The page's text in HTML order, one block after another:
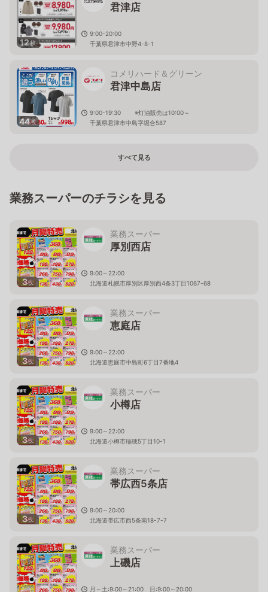
12枚
君津店
9:00-20:00
千葉県君津市中野4-8-1
44枚
コメリハード＆グリーン
君津中島店
9:00-19:30 ※灯油販売は10:00～
千葉県君津市中島字堀合587
すべて見る
業務スーパーのチラシを見る
3枚
業務スーパー
厚別西店
9:00～22:00
北海道札幌市厚別区厚別西4条3丁目1067-68
3枚
業務スーパー
恵庭店
9:00～22:00
北海道恵庭市中島町6丁目7番地4
3枚
業務スーパー
小樽店
9:00～22:00
北海道小樽市稲穂5丁目10-1
3枚
業務スーパー
帯広西5条店
9:00～20:00
北海道帯広市西5条南18-7-7
業務スーパー
上磯店
月～土:9:00～21:00 日:9:00～20:00